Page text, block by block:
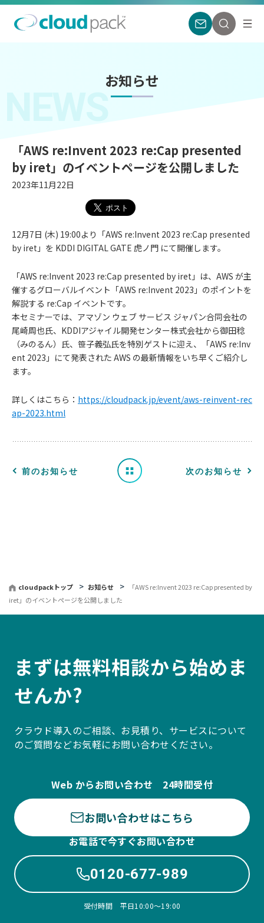
お知らせ
NEWS
「AWS re:Invent 2023 re:Cap presented
by iret」のイベントページを公開しました
2023年11月22日
12月7日 (木) 19:00より「AWS re:Invent 2023 re:Cap presented
by iret」を KDDI DIGITAL GATE 虎ノ門 にて開催します。
「AWS re:Invent 2023 re:Cap presented by iret」は、AWS が主
催するグローバルイベント「AWS re:Invent 2023」のポイントを
解説する re:Cap イベントです。
本セミナーでは、アマゾン ウェブ サービス ジャパン合同会社の
尾崎周也氏、KDDIアジャイル開発センター株式会社から御田稔
（みのるん）氏、笹子義弘氏を特別ゲストに迎え、「AWS re:Inv
ent 2023」にて発表された AWS の最新情報をいち早くご紹介し
ます。
詳しくはこちら： https://cloudpack.jp/event/aws-reinvent-rec
ap-2023.html
前のお知らせ
せ
一 次のお知らせ
cloudpackトップ お知らせ
「AWS re:Invent 2023 re:Cap presented by
iret」のイベントページを公開しました
まずは無料相談から始めま
せんか?
クラウド導入のご相談、お見積り、サービスについて
のご質問などお気軽にお問い合わせください。
Web からお問い合わせ 24時間受付
お問い合わせはこちら
お電話で今すぐお問い合わせ
0120-677-989
受付時間 平日10:00〜19:00